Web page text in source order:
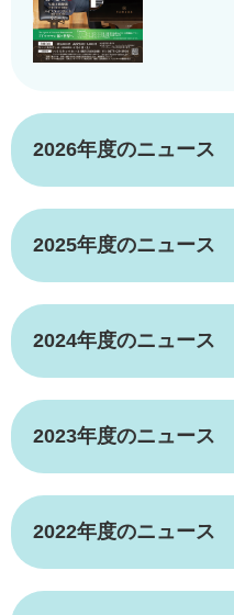
2026年度のニュース
2025年度のニュース
2024年度のニュース
2023年度のニュース
2022年度のニュース